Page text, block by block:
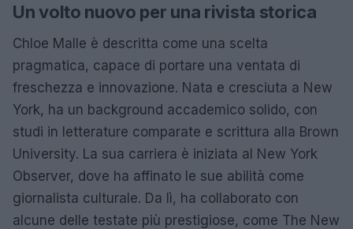
Un volto nuovo per una rivista storica
Chloe Malle è descritta come una scelta
pragmatica, capace di portare una ventata di
freschezza e innovazione. Nata e cresciuta a New
York, ha un background accademico solido, con
studi in letterature comparate e scrittura alla Brown
University. La sua carriera è iniziata al New York
Observer, dove ha affinato le sue abilità come
giornalista culturale. Da lì, ha collaborato con
alcune delle testate più prestigiose, come The New